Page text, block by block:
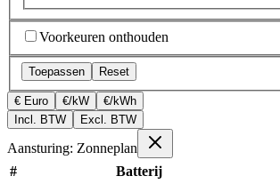
Voorkeuren onthouden
Toepassen Reset
€ Euro €/kW
€/kWh
Incl. BTW
Excl. BTW
Aansturing: Zonneplan
#
Batterij